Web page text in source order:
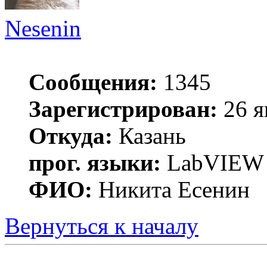
Nesenin
Сообщения: 1345
Зарегистрирован: 26
Откуда: Казань
прог. языки: LabVIEW
ФИО: Никита Есенин
Вернуться к началу